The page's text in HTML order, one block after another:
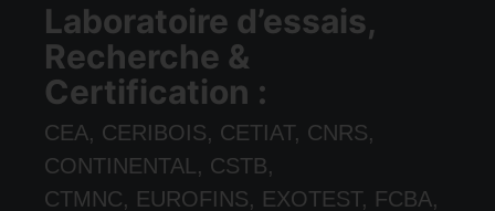
Laboratoire d’essais,
Recherche &
Certification :
CEA, CERIBOIS, CETIAT, CNRS,
CONTINENTAL, CSTB,
CTMNC, EUROFINS, EXOTEST, FCBA,